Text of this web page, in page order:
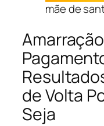
mãe de
de Volta
Seja